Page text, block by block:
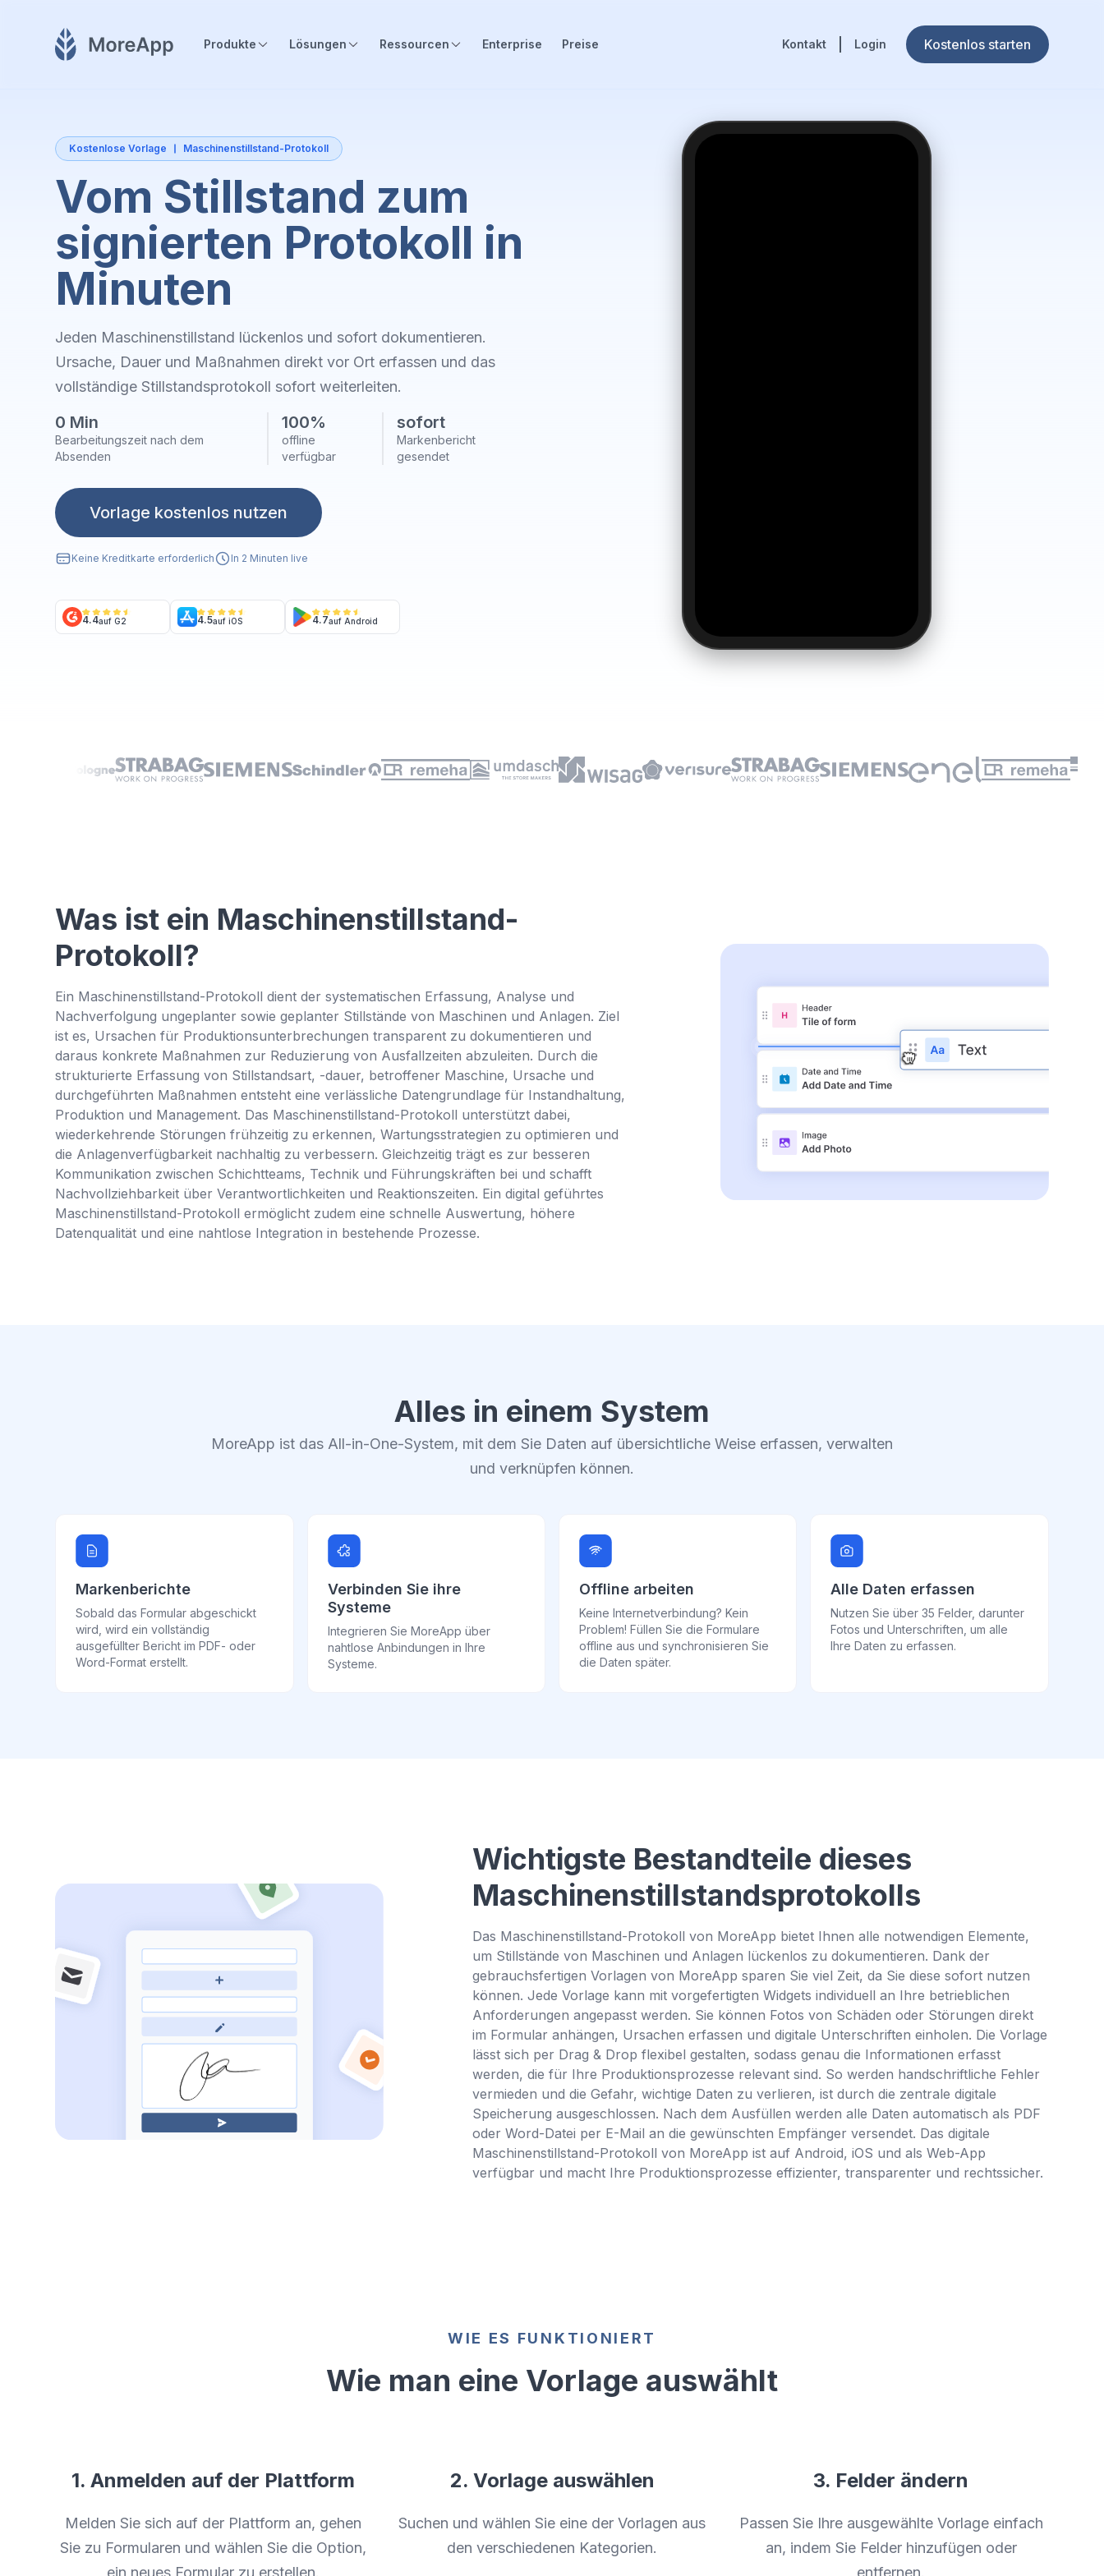
Produkte Lösungen Ressourcen Enterprise Preise Kontakt Login Kostenlos starten
Kostenlose Vorlage Maschinenstillstand-Protokoll
Vom Stillstand zum
signierten Protokoll in
Minuten
Jeden Maschinenstillstand lückenlos und sofort dokumentieren.
Ursache, Dauer und Maßnahmen direkt vor Ort erfassen und das
vollständige Stillstandsprotokoll sofort weiterleiten.
0 Min
Bearbeitungszeit nach dem
Absenden
100%
offline
verfügbar
sofort
Markenbericht
gesendet
Vorlage kostenlos nutzen
Keine Kreditkarte erforderlich In 2 Minuten live
4.4auf G2 4.5auf iOS 4.7auf Android
Was ist ein Maschinenstillstand-
Protokoll?
Ein Maschinenstillstand-Protokoll dient der systematischen Erfassung, Analyse und
Nachverfolgung ungeplanter sowie geplanter Stillstände von Maschinen und Anlagen. Ziel
ist es, Ursachen für Produktionsunterbrechungen transparent zu dokumentieren und
daraus konkrete Maßnahmen zur Reduzierung von Ausfallzeiten abzuleiten. Durch die
strukturierte Erfassung von Stillstandsart, -dauer, betroffener Maschine, Ursache und
durchgeführten Maßnahmen entsteht eine verlässliche Datengrundlage für Instandhaltung,
Produktion und Management. Das Maschinenstillstand-Protokoll unterstützt dabei,
wiederkehrende Störungen frühzeitig zu erkennen, Wartungsstrategien zu optimieren und
die Anlagenverfügbarkeit nachhaltig zu verbessern. Gleichzeitig trägt es zur besseren
Kommunikation zwischen Schichtteams, Technik und Führungskräften bei und schafft
Nachvollziehbarkeit über Verantwortlichkeiten und Reaktionszeiten. Ein digital geführtes
Maschinenstillstand-Protokoll ermöglicht zudem eine schnelle Auswertung, höhere
Datenqualität und eine nahtlose Integration in bestehende Prozesse.
Alles in einem System
MoreApp ist das All-in-One-System, mit dem Sie Daten auf übersichtliche Weise erfassen, verwalten
und verknüpfen können.
Markenberichte
Sobald das Formular abgeschickt
wird, wird ein vollständig
ausgefüllter Bericht im PDF- oder
Word-Format erstellt.
Verbinden Sie ihre
Systeme
Integrieren Sie MoreApp über
nahtlose Anbindungen in Ihre
Systeme.
Offline arbeiten
Keine Internetverbindung? Kein
Problem! Füllen Sie die Formulare
offline aus und synchronisieren Sie
die Daten später.
Alle Daten erfassen
Nutzen Sie über 35 Felder, darunter
Fotos und Unterschriften, um alle
Ihre Daten zu erfassen.
Wichtigste Bestandteile dieses
Maschinenstillstandsprotokolls
Das Maschinenstillstand-Protokoll von MoreApp bietet Ihnen alle notwendigen Elemente,
um Stillstände von Maschinen und Anlagen lückenlos zu dokumentieren. Dank der
gebrauchsfertigen Vorlagen von MoreApp sparen Sie viel Zeit, da Sie diese sofort nutzen
können. Jede Vorlage kann mit vorgefertigten Widgets individuell an Ihre betrieblichen
Anforderungen angepasst werden. Sie können Fotos von Schäden oder Störungen direkt
im Formular anhängen, Ursachen erfassen und digitale Unterschriften einholen. Die Vorlage
lässt sich per Drag & Drop flexibel gestalten, sodass genau die Informationen erfasst
werden, die für Ihre Produktionsprozesse relevant sind. So werden handschriftliche Fehler
vermieden und die Gefahr, wichtige Daten zu verlieren, ist durch die zentrale digitale
Speicherung ausgeschlossen. Nach dem Ausfüllen werden alle Daten automatisch als PDF
oder Word-Datei per E-Mail an die gewünschten Empfänger versendet. Das digitale
Maschinenstillstand-Protokoll von MoreApp ist auf Android, iOS und als Web-App
verfügbar und macht Ihre Produktionsprozesse effizienter, transparenter und rechtssicher.
WIE ES FUNKTIONIERT
Wie man eine Vorlage auswählt
1. Anmelden auf der Plattform
Melden Sie sich auf der Plattform an, gehen
Sie zu Formularen und wählen Sie die Option,
ein neues Formular zu erstellen.
2. Vorlage auswählen
Suchen und wählen Sie eine der Vorlagen aus
den verschiedenen Kategorien.
3. Felder ändern
Passen Sie Ihre ausgewählte Vorlage einfach
an, indem Sie Felder hinzufügen oder
entfernen.